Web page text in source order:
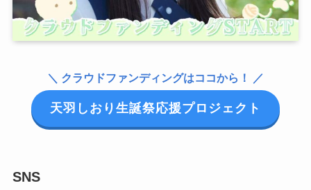
＼ クラウドファンディングはココから！ ／
天羽しおり生誕祭応援プロジェクト
SNS